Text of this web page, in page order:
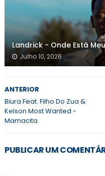
Landrick - Onde Está
Julho 10, 2026
ANTERIOR
Biura Feat. Filho Do Zua &
Kelson Most Wanted -
Mamacita
PUBLICAR UM